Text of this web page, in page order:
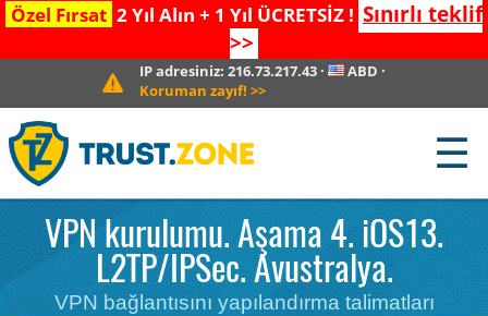
Özel Fırsat 2 Yıl Alın + 1 Yıl ÜCRETSİZ ! Sınırlı teklif
>>
IP adresiniz: 216.73.217.43· ABD ·
Koruman zayıf! >>
☰
VPN kurulumu. Aşama 4. iOS13.
L2TP/IPSec. Avustralya.
VPN bağlantısını yapılandırma talimatları